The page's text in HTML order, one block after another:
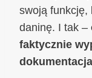
swoją funkcję,
daninę. I tak –
faktycznie